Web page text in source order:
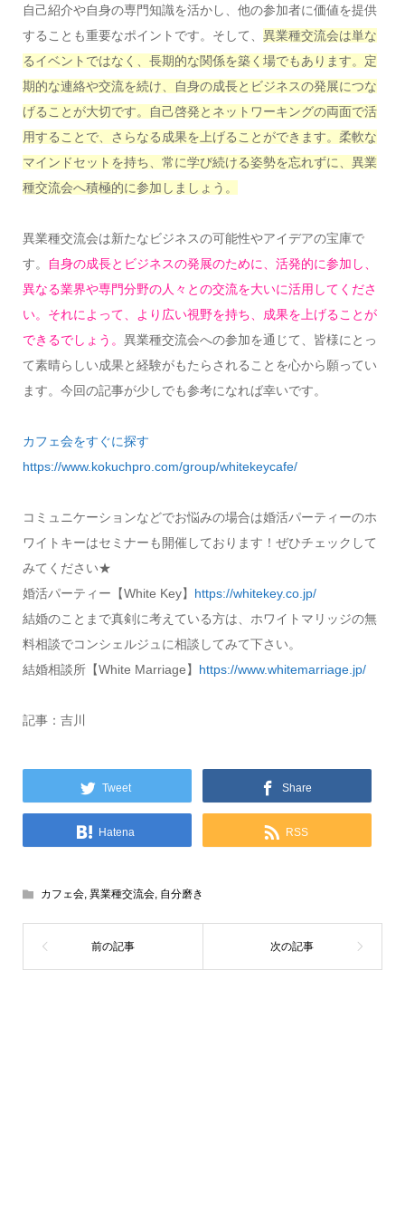
自己紹介や自身の専門知識を活かし、他の参加者に価値を提供
することも重要なポイントです。そして、 異業種交流会は単な
るイベントではなく、長期的な関係を築く場でもあります。定
期的な連絡や交流を続け、自身の成長とビジネスの発展につな
げることが大切です。自己啓発とネットワーキングの両面で活
用することで、さらなる成果を上げることができます。柔軟な
マインドセットを持ち、常に学び続ける姿勢を忘れずに、異業
種交流会へ積極的に参加しましょう。
異業種交流会は新たなビジネスの可能性やアイデアの宝庫で
す。
自身の成長とビジネスの発展のために、活発的に参加し、
異なる業界や専門分野の人々との交流を大いに活用してくださ
い。それによって、より広い視野を持ち、成果を上げることが
できるでしょう。 異業種交流会への参加を通じて、皆様にとっ
て素晴らしい成果と経験がもたらされることを心から願ってい
ます。今回の記事が少しでも参考になれば幸いです。
カフェ会をすぐに探す
https://www.kokuchpro.com/group/whitekeycafe/
コミュニケーションなどでお悩みの場合は婚活パーティーのホ
ワイトキーはセミナーも開催しております！ぜひチェックして
みてください★
婚活パーティー【White Key】 https://whitekey.co.jp/
結婚のことまで真剣に考えている方は、ホワイトマリッジの無
料相談でコンシェルジュに相談してみて下さい。
結婚相談所【White Marriage】 https://www.whitemarriage.jp/
記事：吉川
Tweet Share
Hatena RSS
カフェ会, 異業種交流会, 自分磨き